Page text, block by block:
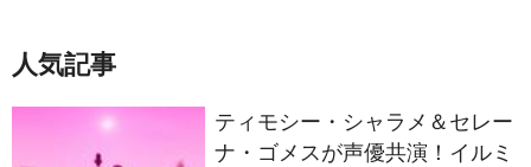
人気記事
ティモシー・シャラメ＆セレー
ナ・ゴメスが声優共演！イルミ